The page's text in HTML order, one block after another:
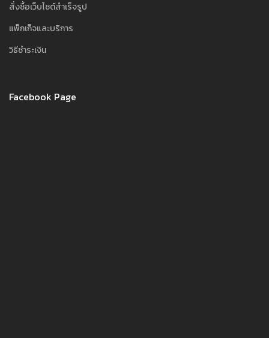
สั่งซื้อเว็บไซต์สำเร็จรูป
แพ็กเก็จและบริการ
วิธีชำระเงิน
Facebook Page